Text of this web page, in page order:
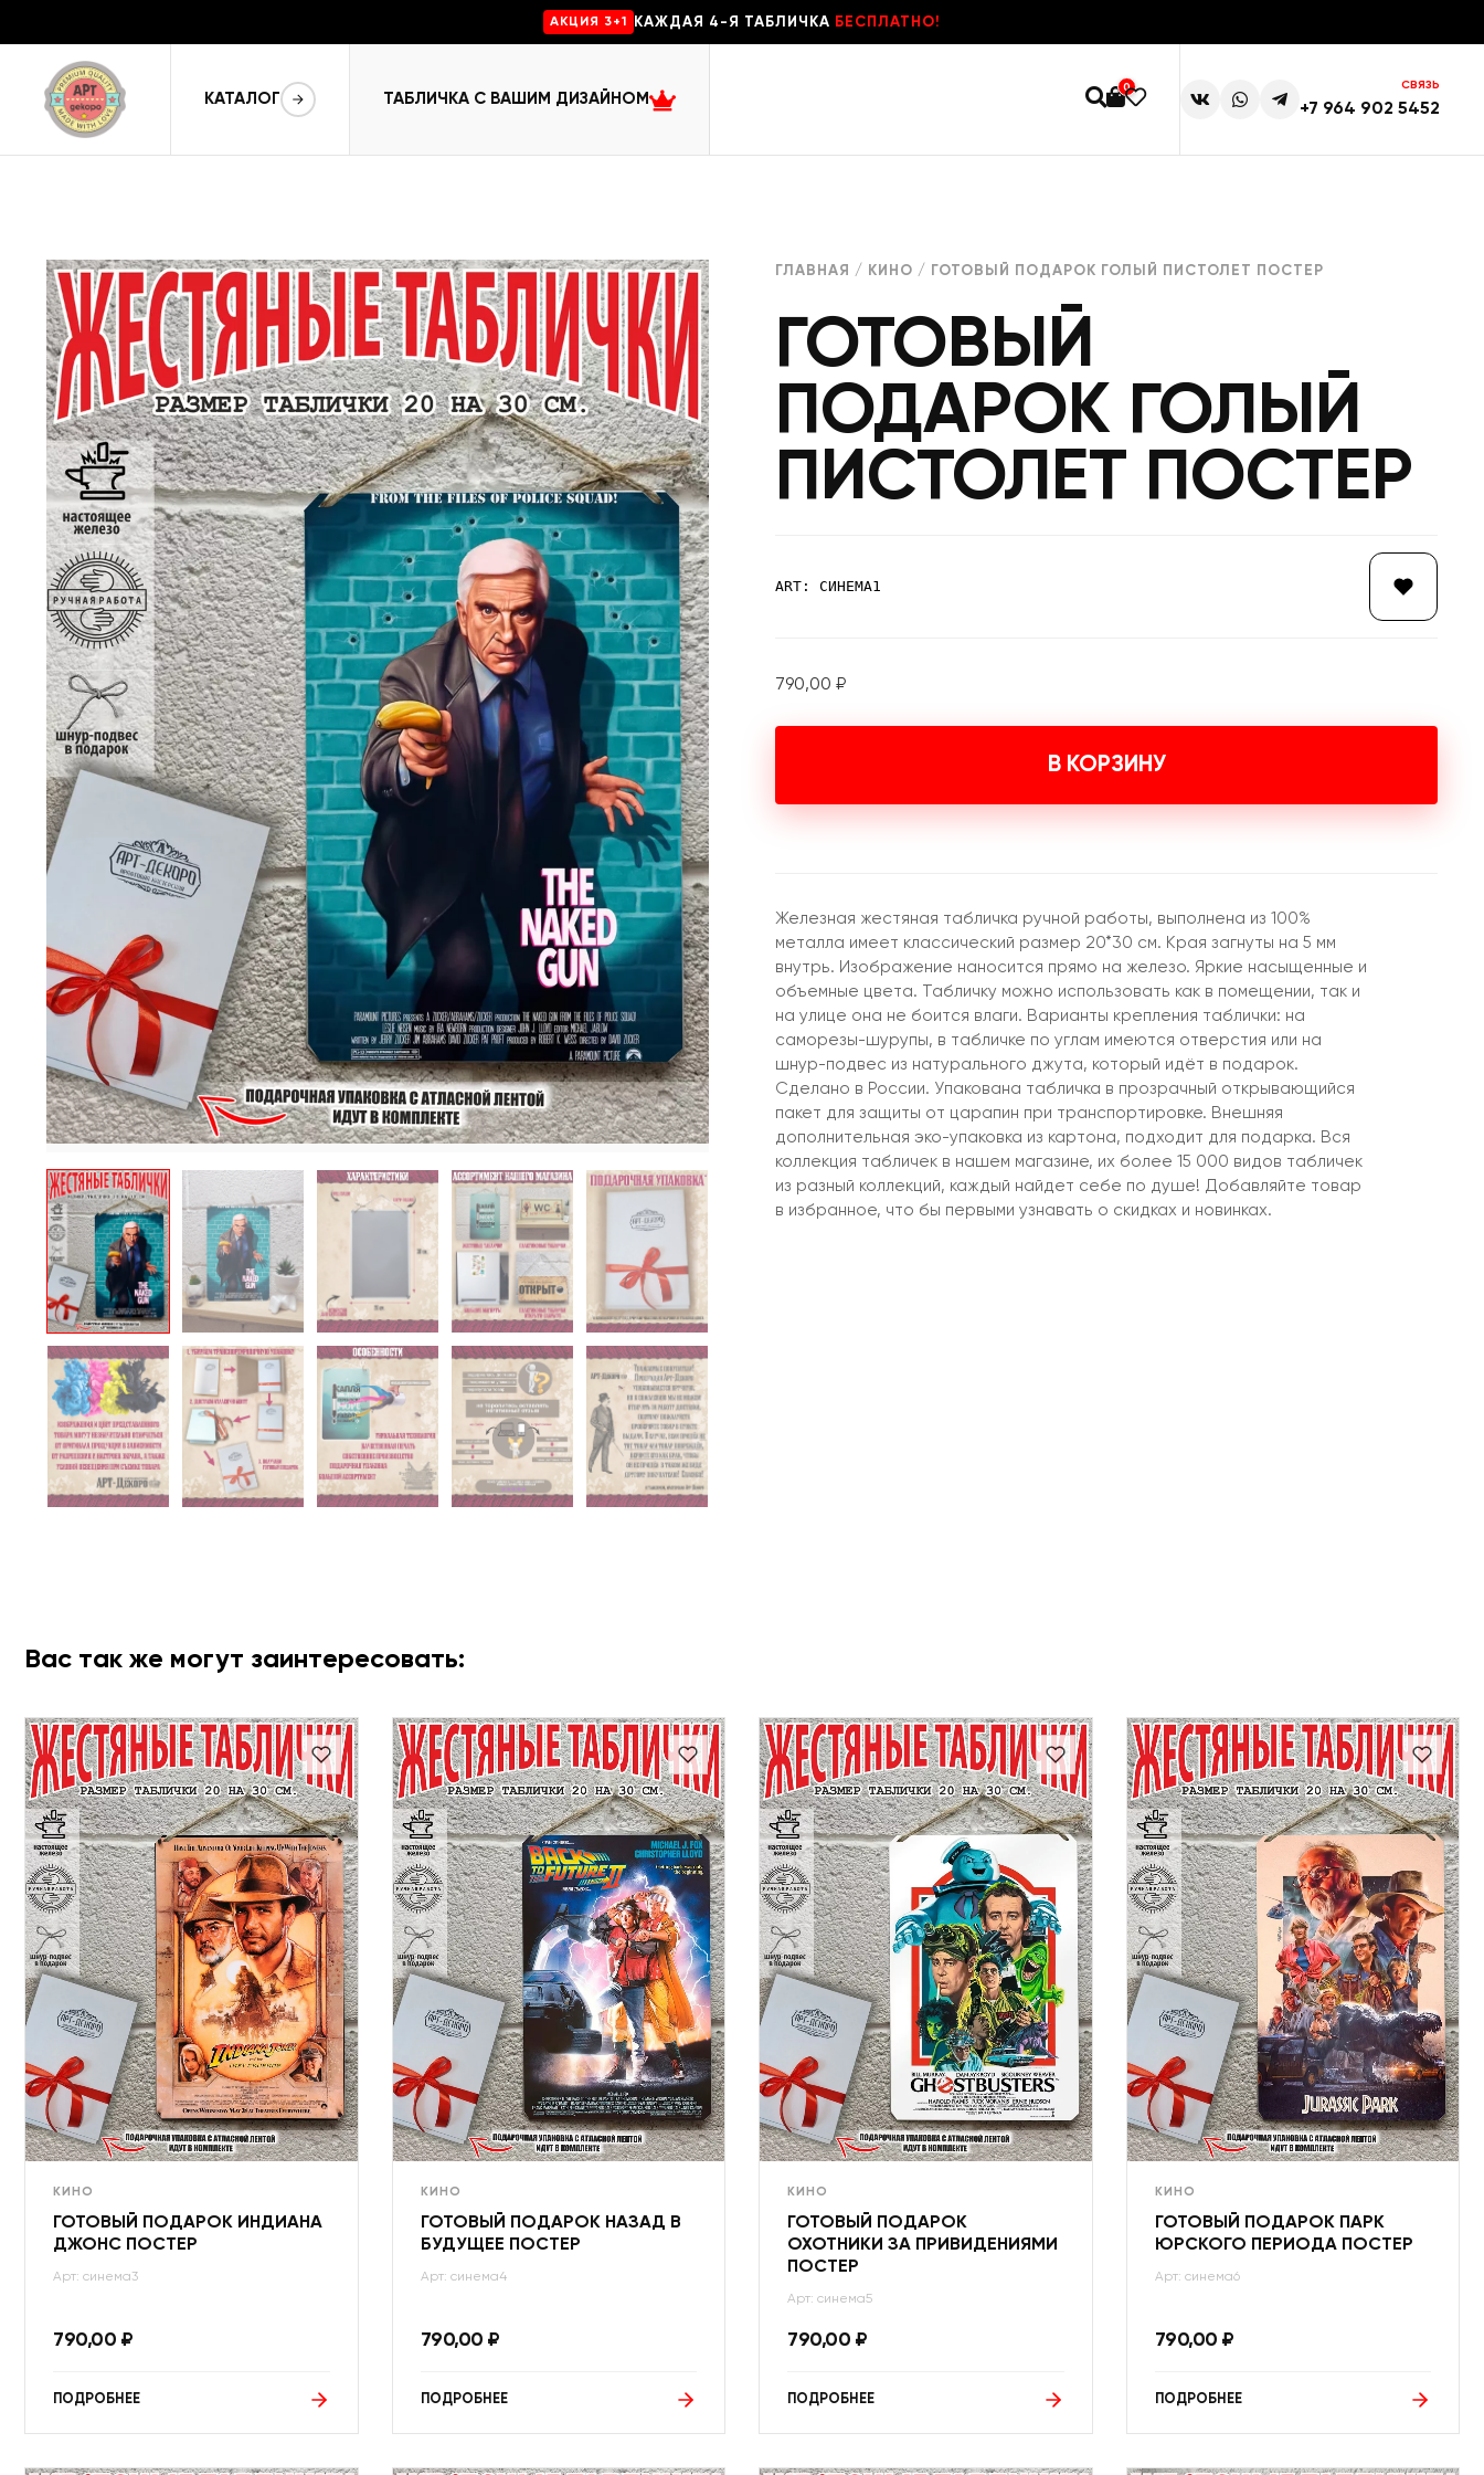
AKЦИЯ 3+1 КАЖДАЯ 4-Я ТАБЛИЧКА БЕСПЛАТНО!
КАТАЛОГ ТАБЛИЧКА С ВАШИМ ДИЗАЙНОМ
0 СВЯЗЬ
+7 964 902 5452
ГЛАВНАЯ / КИНО / ГОТОВЫЙ ПОДАРОК ГОЛЫЙ ПИСТОЛЕТ ПОСТЕР
ГОТОВЫЙ
ПОДАРОК ГОЛЫЙ
ПИСТОЛЕТ ПОСТЕР
ART: СИНЕМА1
790,00 ₽
В КОРЗИНУ
Железная жестяная табличка ручной работы, выполнена из 100%
металла имеет классический размер 20*30 см. Края загнуты на 5 мм
внутрь. Изображение наносится прямо на железо. Яркие насыщенные и
объемные цвета. Табличку можно использовать как в помещении, так и
на улице она не боится влаги. Варианты крепления таблички: на
саморезы-шурупы, в табличке по углам имеются отверстия или на
шнур-подвес из натурального джута, который идёт в подарок.
Сделано в России. Упакована табличка в прозрачный открывающийся
пакет для защиты от царапин при транспортировке. Внешняя
дополнительная эко-упаковка из картона, подходит для подарка. Вся
коллекция табличек в нашем магазине, их более 15 000 видов табличек
из разный коллекций, каждый найдет себе по душе! Добавляйте товар
в избранное, что бы первыми узнавать о скидках и новинках.
Вас так же могут заинтересовать:
КИНО
ГОТОВЫЙ ПОДАРОК ИНДИАНА
ДЖОНС ПОСТЕР
Арт: синема3
790,00 ₽
ПОДРОБНЕЕ
КИНО
ГОТОВЫЙ ПОДАРОК НАЗАД В
БУДУЩЕЕ ПОСТЕР
Арт: синема4
790,00 ₽
ПОДРОБНЕЕ
КИНО
ГОТОВЫЙ ПОДАРОК
ОХОТНИКИ ЗА ПРИВИДЕНИЯМИ
ПОСТЕР
Арт: синема5
790,00 ₽
ПОДРОБНЕЕ
КИНО
ГОТОВЫЙ ПОДАРОК ПАРК
ЮРСКОГО ПЕРИОДА ПОСТЕР
Арт: синема6
790,00 ₽
ПОДРОБНЕЕ